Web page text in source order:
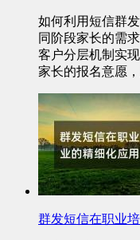
如何利用短信群
同阶段家长的需
客户分层机制实
家长的报名意愿
群发短信在职业